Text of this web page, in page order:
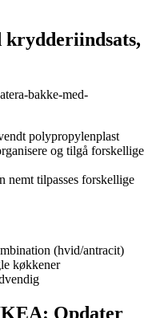
krydderiindsats,
bakke-med-
polypropylenplast
og tilgå forskellige
nemt tilpasses forskellige
(hvid/antracit)
køkkener
Opdater